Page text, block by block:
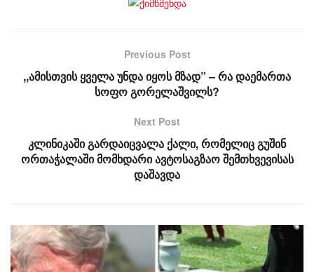
Previous Post
,,ამისთვის ყველა უნდა იყოს მზად” – რა დაემართა
სოფო გორელაშვილს?
Next Post
კლინიკაში გარდაიცვალა ქალი, რომელიც გუშინ
ორთაჭალაში მომხდარი ავტოსაგზაო შემთხვევისას
დაშავდა